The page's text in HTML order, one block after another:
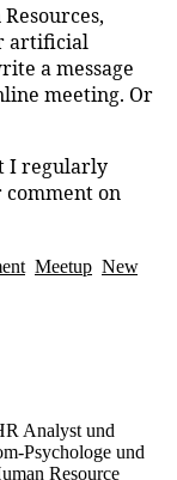
artificial
a message
meeting. Or
I regularly
comment on
Meetup New,
Analyst und
Psychologe und
Resource